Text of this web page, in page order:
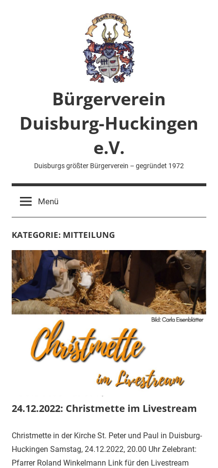
Bürgerverein
Duisburg-Huckingen
e.V.
Duisburgs größter Bürgerverein – gegründet 1972
Menü
KATEGORIE: MITTEILUNG
24.12.2022: Christmette im Livestream
Christmette in der Kirche St. Peter und Paul in Duisburg-
Huckingen Samstag, 24.12.2022, 20.00 Uhr Zelebrant:
Pfarrer Roland Winkelmann Link für den Livestream